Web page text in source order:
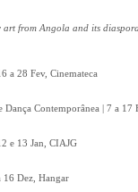
from Angola and its
a 28 Fev, Cinemateca
Contemporânea | 7 a 17
e 13 Jan, CIAJG
16 Dez, Hangar